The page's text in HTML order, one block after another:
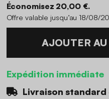
Économisez 20,00 €.
Offre valable jusqu’au 18/08/
AJOUTER
Expédition immédiate
Livraison